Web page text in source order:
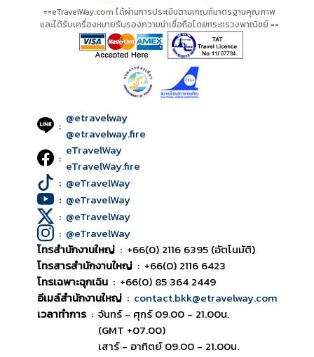
==eTravelWay.com ได้ผ่านการประเมินตามเกณฑ์มาตรฐานคุณภาพ
และได้รับเครื่องหมายรับรองความน่าเชื่อถือโดยกระทรวงพาณิชย์ ==
: @etravelway
@etravelway.fire
: eTravelWay
eTravelWay.fire
: @eTravelWay
: @eTravelWay
: @eTravelWay
: @eTravelWay
โทรสำนักงานใหญ่ : +66(0) 2116 6395 (อัตโนมัติ)
โทรสารสำนักงานใหญ่ : +66(0) 2116 6423
โทรเฉพาะฉุกเฉิน : +66(0) 85 364 2449
อีเมล์สำนักงานใหญ่ : contact.bkk@etravelway.com
เวลาทำการ : จันทร์ - ศุกร์ 09.00 - 21.00น.
(GMT +07.00)
เสาร์ - อาทิตย์ 09.00 - 21.00น.